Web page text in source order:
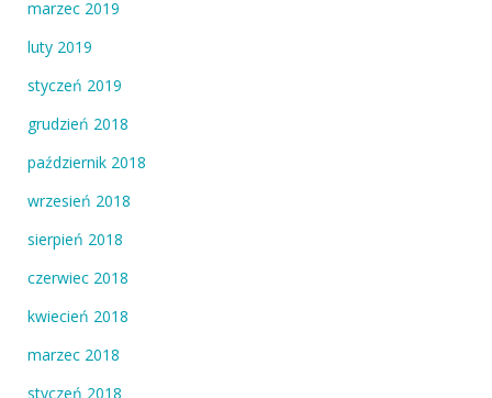
marzec 2019
luty 2019
styczeń 2019
grudzień 2018
październik 2018
wrzesień 2018
sierpień 2018
czerwiec 2018
kwiecień 2018
marzec 2018
styczeń 2018